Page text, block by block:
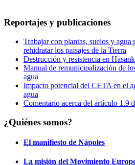
Reportajes y publicaciones
Trabajar con plantas, suelos y
rehidratar los paisajes de la Tierra
Destrucción y resistencia en
Manual de remunicipalización de
agua
Impacto potencial del CETA en el
agua
Comentario acerca del artículo 1.9
¿Quiénes somos?
El manifiesto de Nápoles
La misión del Movimiento